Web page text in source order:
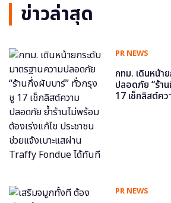
ข่าวล่าสุด
PR NEWS
กทม. เดินหน้า
ปลอดภัย “ร้า
17 เช็กลิสต์ค
PR NEWS